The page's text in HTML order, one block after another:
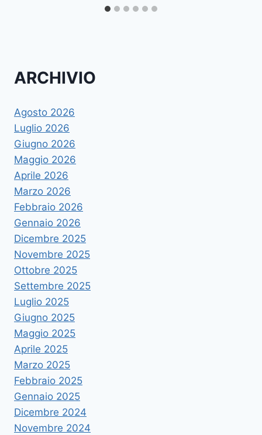
ARCHIVIO
Agosto 2026
Luglio 2026
Giugno 2026
Maggio 2026
Aprile 2026
Marzo 2026
Febbraio 2026
Gennaio 2026
Dicembre 2025
Novembre 2025
Ottobre 2025
Settembre 2025
Luglio 2025
Giugno 2025
Maggio 2025
Aprile 2025
Marzo 2025
Febbraio 2025
Gennaio 2025
Dicembre 2024
Novembre 2024